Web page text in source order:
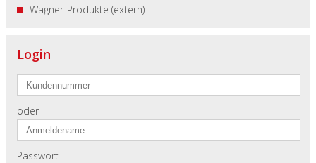
Wagner-Produkte (extern)
Login
oder
Passwort